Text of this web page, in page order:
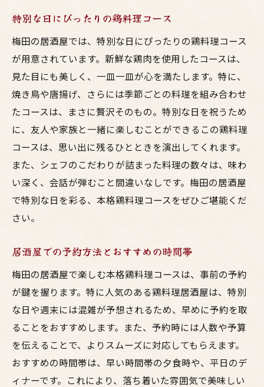
特別な日にぴったりの鶏料理コース
梅田の居酒屋では、特別な日にぴったりの鶏料理コース
が用意されています。新鮮な鶏肉を使用したコースは、
見た目にも美しく、一皿一皿が心を満たします。特に、
焼き鳥や唐揚げ、さらには季節ごとの料理を組み合わせ
たコースは、まさに贅沢そのもの。特別な日を祝うため
に、友人や家族と一緒に楽しむことができるこの鶏料理
コースは、思い出に残るひとときを演出してくれます。
また、シェフのこだわりが詰まった料理の数々は、味わ
い深く、会話が弾むこと間違いなしです。梅田の居酒屋
で特別な日を彩る、本格鶏料理コースをぜひご堪能くだ
さい。
居酒屋での予約方法とおすすめの時間帯
梅田の居酒屋で楽しむ本格鶏料理コースは、事前の予約
が鍵を握ります。特に人気のある鶏料理居酒屋は、特別
な日や週末には混雑が予想されるため、早めに予約を取
ることをおすすめします。また、予約時には人数や予算
を伝えることで、よりスムーズに対応してもらえます。
おすすめの時間帯は、早い時間帯の夕食時や、平日のデ
ィナーです。これにより、落ち着いた雰囲気で美味しい